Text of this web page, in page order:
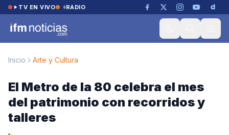
Saltar al contenido
TV EN VIVO RADIO
Inicio Arte y Cultura
El Metro de la 80 celebra el mes
del patrimonio con recorridos y
talleres